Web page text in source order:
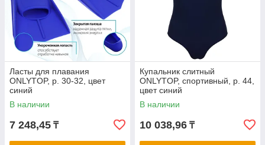
Ласты для плавания
ONLYTOP, р. 30-32, цвет
синий
В наличии
7 248,45 ₸
Купальник слитный
ONLYTOP, спортивный, р. 44,
цвет синий
В наличии
10 038,96 ₸